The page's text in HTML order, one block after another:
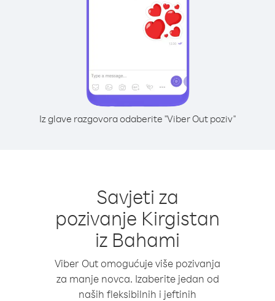
Iz glave razgovora odaberite "Viber Out poziv"
Savjeti za
pozivanje Kirgistan
iz Bahami
Viber Out omogućuje više pozivanja
za manje novca. Izaberite jedan od
naših fleksibilnih i jeftinih